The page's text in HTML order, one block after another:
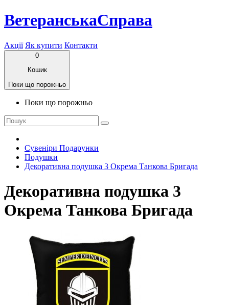
ВетеранськаСправа
Акції Як купити Контакти
0
Кошик
Поки що порожньо
Поки що порожньо
Сувеніри Подарунки
Подушки
Декоративна подушка 3 Окрема Танкова Бригада
Декоративна подушка 3
Окрема Танкова Бригада